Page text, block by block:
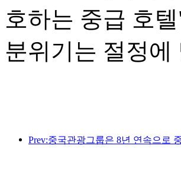
호하는 중급 호
분위기는 절정에